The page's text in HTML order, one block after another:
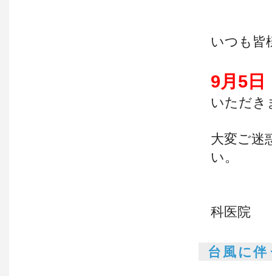
いつも皆
9月5日
いただき
大変ご迷
い。
科医院
台風に